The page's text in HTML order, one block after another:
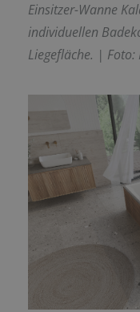
Einsitzer-Wanne
individuellen
Liegefläche. | Foto: